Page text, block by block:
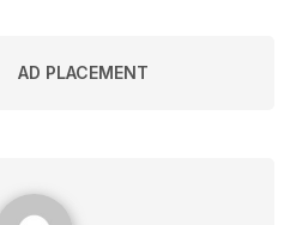
AD PLACEMENT